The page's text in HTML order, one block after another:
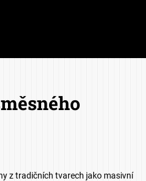
z tradičních tvarech jako masivní